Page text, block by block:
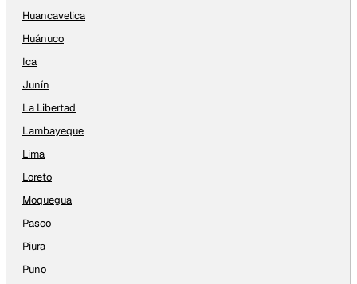
Huancavelica
Huánuco
Ica
Junín
La Libertad
Lambayeque
Lima
Loreto
Moquegua
Pasco
Piura
Puno